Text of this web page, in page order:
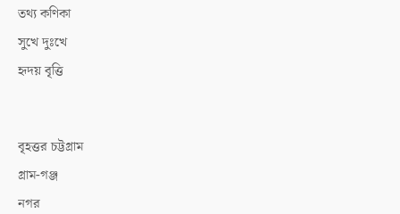
তথ্য কণিকা
সুখে দুঃখে
হৃদয় বৃত্তি
বৃহত্তর চট্টগ্রাম
গ্রাম-গঞ্জ
নগর